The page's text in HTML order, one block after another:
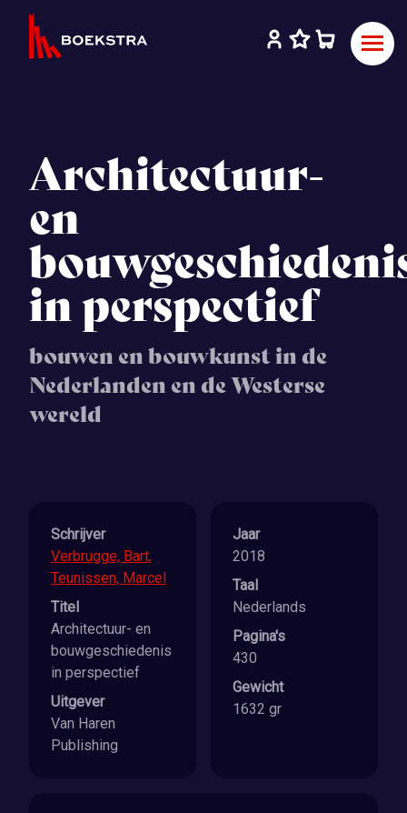
Architectuur-
en
in perspectief
bouwen en bouwkunst in de
Nederlanden en de Westerse
wereld
Schrijver
Verbrugge, Bart,
Teunissen, Marcel
Titel
Architectuur- en
bouwgeschiedenis
in perspectief
Uitgever
Van Haren
Publishing
Jaar
2018
Taal
Nederlands
Pagina's
430
Gewicht
1632 gr